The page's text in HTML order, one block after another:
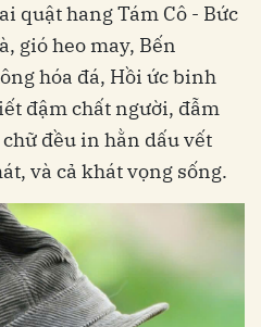
quật hang Tám Cô - Bức
gió heo may, Bến
hóa đá, Hồi ức binh
đậm chất người, đẫm
đều in hằn dấu vết
và cả khát vọng sống.